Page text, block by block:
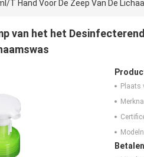
t Hand Voor De Zeep Van De
van het het
Plaats